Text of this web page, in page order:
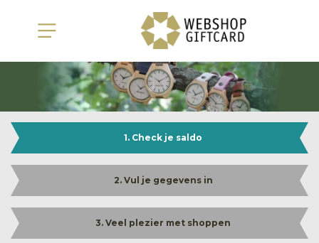
1. Check je saldo
2. Vul je gegevens in
3. Veel plezier met shoppen